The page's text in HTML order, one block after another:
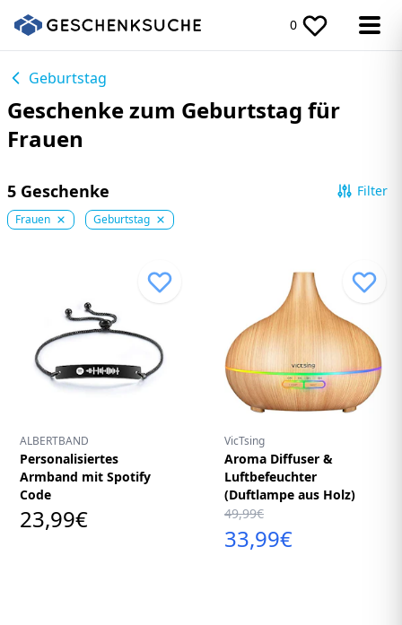
0
Geburtstag
Geschenke zum Geburtstag für
Frauen
5 Geschenke Filter
Frauen Geburtstag
ALBERTBAND
Personalisiertes
Armband mit Spotify
Code
23,99€
VicTsing
Aroma Diffuser &
Luftbefeuchter
(Duftlampe aus Holz)
49,99€
33,99€